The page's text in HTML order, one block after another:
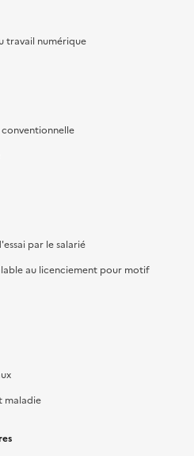
travail numérique
par le salarié
au licenciement pour motif
maladie